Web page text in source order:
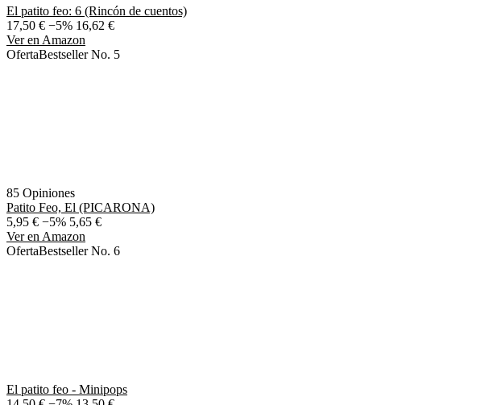
El patito feo: 6 (Rincón de cuentos)
17,50 € −5% 16,62 €
Ver en Amazon
OfertaBestseller No. 5
85 Opiniones
Patito Feo, El (PICARONA)
5,95 € −5% 5,65 €
Ver en Amazon
OfertaBestseller No. 6
El patito feo - Minipops